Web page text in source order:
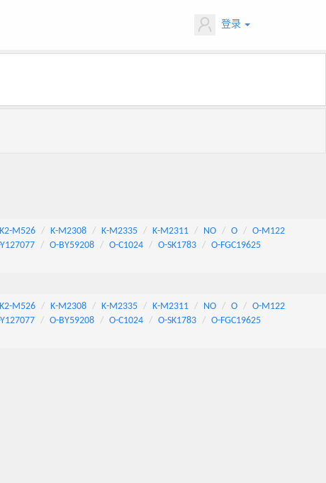
登录
K2-M526 K-M2308 K-M2335 K-M2311 NO O
O-M122
O-BY59208 O-C1024 O-SK1783
O-FGC19625
K2-M526 K-M2308 K-M2335 K-M2311 NO O
O-M122
O-BY59208 O-C1024 O-SK1783
O-FGC19625